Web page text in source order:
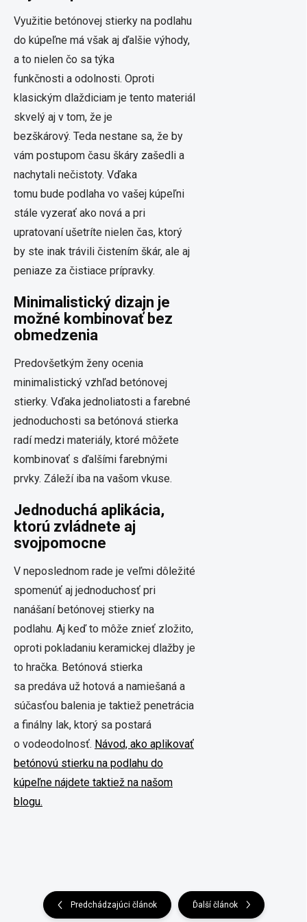
Využitie betónovej stierky na podlahu
do kúpeľne má však aj ďalšie výhody,
a to nielen čo sa týka
funkčnosti a odolnosti. Oproti
klasickým dlaždiciam je tento materiál
skvelý aj v tom, že je
bezškárový. Teda nestane sa, že by
vám postupom času škáry zašedli a
nachytali nečistoty. Vďaka
tomu bude podlaha vo vašej kúpeľni
stále vyzerať ako nová a pri
upratovaní ušetríte nielen čas, ktorý
by ste inak trávili čistením škár, ale aj
peniaze za čistiace prípravky.
Minimalistický dizajn je
možné kombinovať bez
obmedzenia
Predovšetkým ženy ocenia
minimalistický vzhľad betónovej
stierky. Vďaka jednoliatosti a farebné
jednoduchosti sa betónová stierka
radí medzi materiály, ktoré môžete
kombinovať s ďalšími farebnými
prvky. Záleží iba na vašom vkuse.
Jednoduchá aplikácia,
ktorú zvládnete aj
svojpomocne
V neposlednom rade je veľmi dôležité
spomenúť aj jednoduchosť pri
nanášaní betónovej stierky na
podlahu. Aj keď to môže znieť zložito,
oproti pokladaniu keramickej dlažby je
to hračka. Betónová stierka
sa predáva už hotová a namiešaná a
súčasťou balenia je taktiež penetrácia
a finálny lak, ktorý sa postará
o vodeodolnosť. Návod, ako aplikovať
betónovú stierku na podlahu do
kúpeľne nájdete taktiež na našom
blogu.
Predchádzajúci článok Ďalší článok